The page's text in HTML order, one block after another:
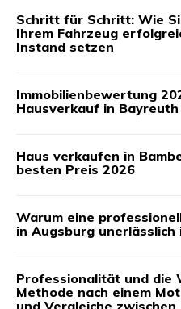
Schritt für Schritt: Wie
Ihrem Fahrzeug
Instand setzen
Immobilienbewertung
Hausverkauf in
Haus verkaufen in
besten Preis 2026
Warum eine
in Augsburg unerlässlich
Professionalität und die
Methode nach einem
und Vergleiche